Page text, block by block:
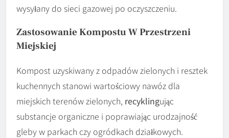
wysyłany do sieci gazowej po oczyszczeniu.
Zastosowanie Kompostu W Przestrzeni
Miejskiej
Kompost uzyskiwany z odpadów zielonych i resztek
kuchennych stanowi wartościowy nawóz dla
miejskich terenów zielonych, recyklingując
substancje organiczne i poprawiając urodzajność
gleby w parkach czy ogródkach działkowych.